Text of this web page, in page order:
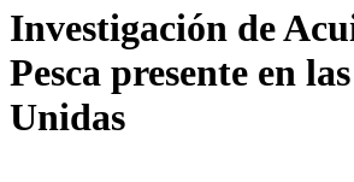
Investigación de
Pesca presente en
Unidas